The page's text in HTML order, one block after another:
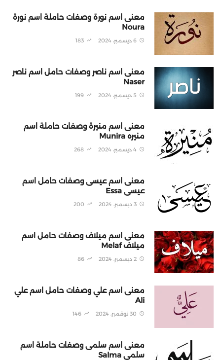
معنى اسم نورة وصفات حاملة اسم نورة
Noura
6 ديسمبر، 2024 183
معنى اسم ناصر وصفات حامل اسم ناصر
Naser
5 ديسمبر، 2024 199
معنى اسم منيرة وصفات حاملة اسم
منيره Munira
4 ديسمبر، 2024 268
معنى اسم عيسى وصفات حامل اسم
عيسى Essa
3 ديسمبر، 2024 200
معنى اسم ميلاف وصفات حامل اسم
ميلاف Melaf
2 ديسمبر، 2024 86
معنى اسم علي وصفات حامل اسم علي
Ali
30 نوفمبر، 2024 146
معنى اسم سلمى وصفات حاملة اسم
سلمى Salma